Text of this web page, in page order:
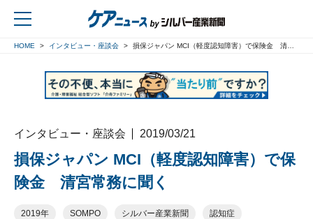
HOME インタビュー・座談会 損保ジャパン MCI（軽度認知障害）で保険金 清宮常務に聞く
インタビュー・座談会 2019/03/21
損保ジャパン MCI（軽度認知障害）で保
険金 清宮常務に聞く
2019年 SOMPO シルバー産業新聞 認知症